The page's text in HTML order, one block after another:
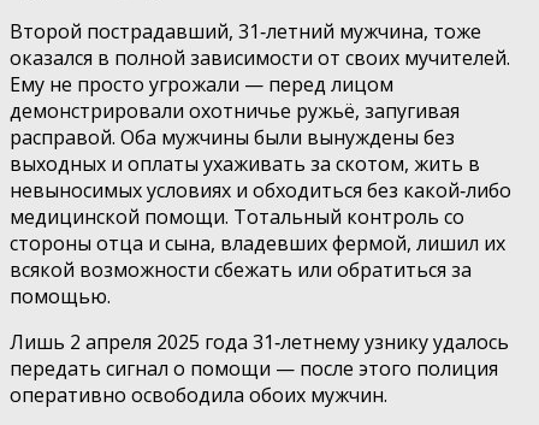
Второй пострадавший, 31‑летний мужчина, тоже
оказался в полной зависимости от своих мучителей.
Ему не просто угрожали — перед лицом
демонстрировали охотничье ружьё, запугивая
расправой. Оба мужчины были вынуждены без
выходных и оплаты ухаживать за скотом, жить в
невыносимых условиях и обходиться без какой‑либо
медицинской помощи. Тотальный контроль со
стороны отца и сына, владевших фермой, лишил их
всякой возможности сбежать или обратиться за
помощью.
Лишь 2 апреля 2025 года 31‑летнему узнику удалось
передать сигнал о помощи — после этого полиция
оперативно освободила обоих мужчин.